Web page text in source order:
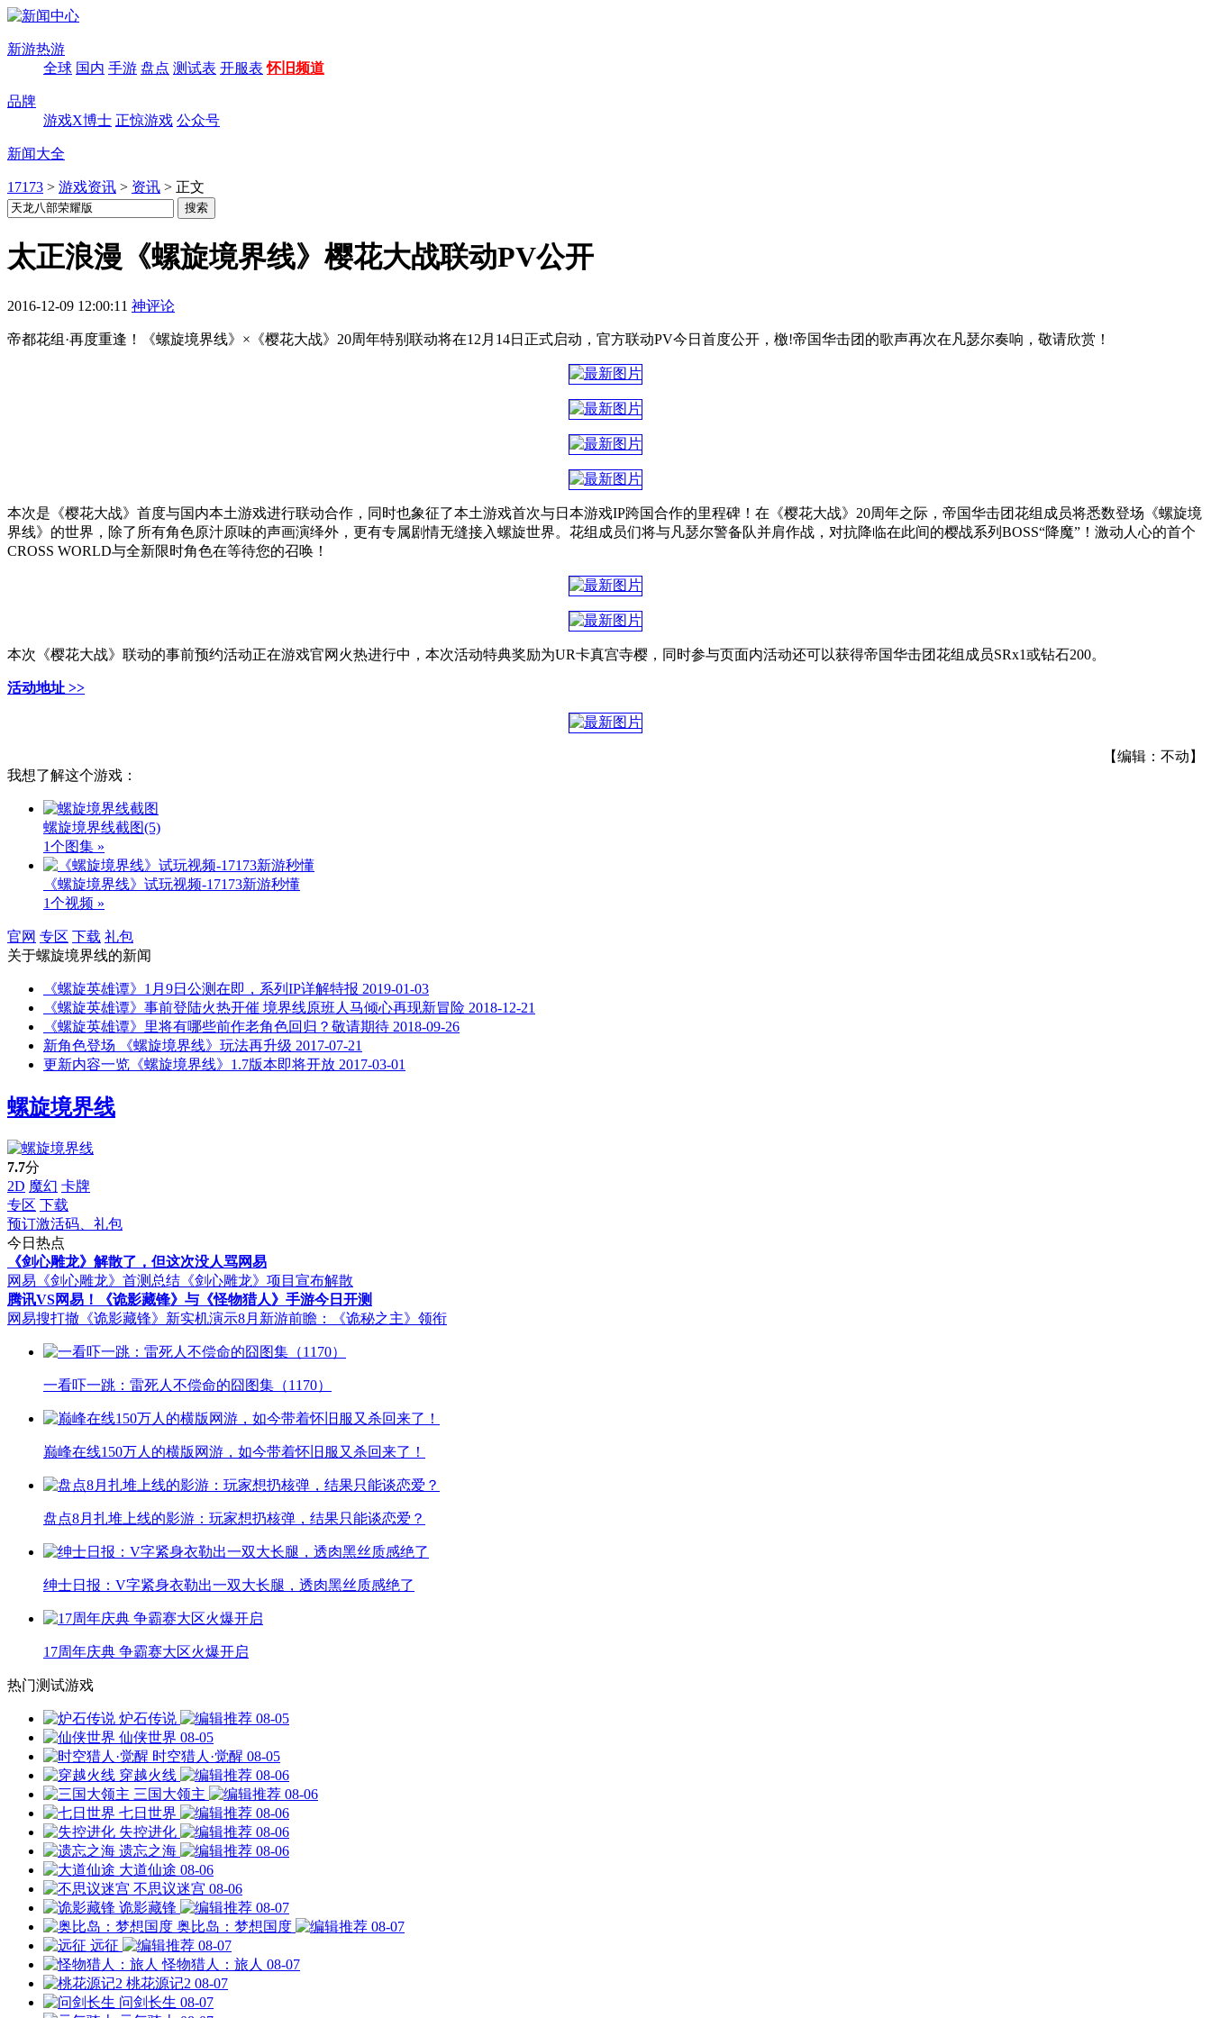
新游热游
全球 国内 手游 盘点 测试表 开服表 怀旧频道
品牌
游戏X博士 正惊游戏 公众号
新闻大全
17173 > 游戏资讯 > 资讯 > 正文
太正浪漫《螺旋境界线》樱花大战联动PV公开
2016-12-09 12:00:11 神评论
帝都花组·再度重逢！《螺旋境界线》×《樱花大战》20周年特别联动将在12月14日正式启动，官方联动PV今日首度公开，檄!帝国华击团的歌声再次在凡瑟尔奏响，敬请欣赏！
本次是《樱花大战》首度与国内本土游戏进行联动合作，同时也象征了本土游戏首次与日本游戏IP跨国合作的里程碑！在《樱花大战》20周年之际，帝国华击团花组成员将悉数登场《螺旋境
界线》的世界，除了所有角色原汁原味的声画演绎外，更有专属剧情无缝接入螺旋世界。花组成员们将与凡瑟尔警备队并肩作战，对抗降临在此间的樱战系列BOSS“降魔”！激动人心的首个
CROSS WORLD与全新限时角色在等待您的召唤！
本次《樱花大战》联动的事前预约活动正在游戏官网火热进行中，本次活动特典奖励为UR卡真宫寺樱，同时参与页面内活动还可以获得帝国华击团花组成员SRx1或钻石200。
活动地址 >>
【编辑：不动】
我想了解这个游戏：
螺旋境界线截图(5)
1个图集 »
《螺旋境界线》试玩视频-17173新游秒懂
1个视频 »
官网 专区 下载 礼包
关于螺旋境界线的新闻
《螺旋英雄谭》1月9日公测在即，系列IP详解特报 2019-01-03
《螺旋英雄谭》事前登陆火热开催 境界线原班人马倾心再现新冒险 2018-12-21
《螺旋英雄谭》里将有哪些前作老角色回归？敬请期待 2018-09-26
新角色登场 《螺旋境界线》玩法再升级 2017-07-21
更新内容一览《螺旋境界线》1.7版本即将开放 2017-03-01
螺旋境界线
7.7分
2D 魔幻 卡牌
专区 下载
预订激活码、礼包
今日热点
《剑心雕龙》解散了，但这次没人骂网易
网易《剑心雕龙》首测总结 《剑心雕龙》项目宣布解散
腾讯VS网易！《诡影藏锋》与《怪物猎人》手游今日开测
网易搜打撤《诡影藏锋》新实机演示8月新游前瞻：《诡秘之主》领衔
一看吓一跳：雷死人不偿命的囧图集（1170）
巅峰在线150万人的横版网游，如今带着怀旧服又杀回来了！
盘点8月扎堆上线的影游：玩家想扔核弹，结果只能谈恋爱？
绅士日报：V字紧身衣勒出一双大长腿，透肉黑丝质感绝了
17周年庆典 争霸赛大区火爆开启
热门测试游戏
炉石传说
08-05
仙侠世界 08-05
时空猎人·觉醒 08-05
穿越火线
08-06
三国大领主
08-06
七日世界
08-06
失控进化
08-06
遗忘之海
08-06
大道仙途 08-06
不思议迷宫 08-06
诡影藏锋
08-07
奥比岛：梦想国度
08-07
远征
08-07
怪物猎人：旅人 08-07
桃花源记2 08-07
问剑长生 08-07